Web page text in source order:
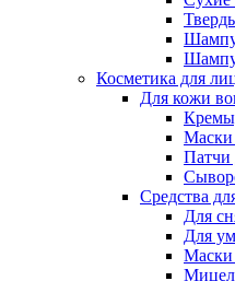
Косметика для
Для кожи
Маски
Патчи
Средства
Для
Для